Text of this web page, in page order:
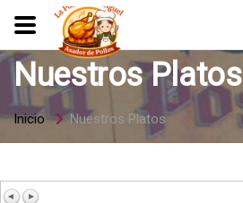
Nuestros Platos
Inicio Nuestros Platos